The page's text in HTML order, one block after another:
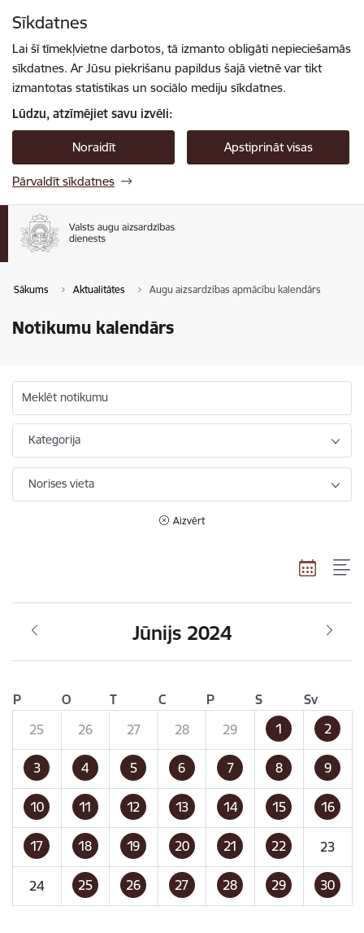
Sīkdatnes
Lai šī tīmekļvietne darbotos, tā izmanto obligāti nepieciešamās
sīkdatnes. Ar Jūsu piekrišanu papildus šajā vietnē var tikt
izmantotas statistikas un sociālo mediju sīkdatnes.
Lūdzu, atzīmējiet savu izvēli:
Noraidīt Apstiprināt visas
Pārvaldīt sīkdatnes
Sākums Aktualitātes Augu aizsardzības apmācību kalendārs
Notikumu kalendārs
Meklēt notikumu
Kategorija
Norises vieta
Aizvērt
Jūnijs 2024
P O T C P S
Sv
25
26 27 28 29 1 2
3 4 5 6 7 8 9
10 11 12 13 14 15 16
17 18 19 20 21 22 23
24 25 26 27 28 29 30